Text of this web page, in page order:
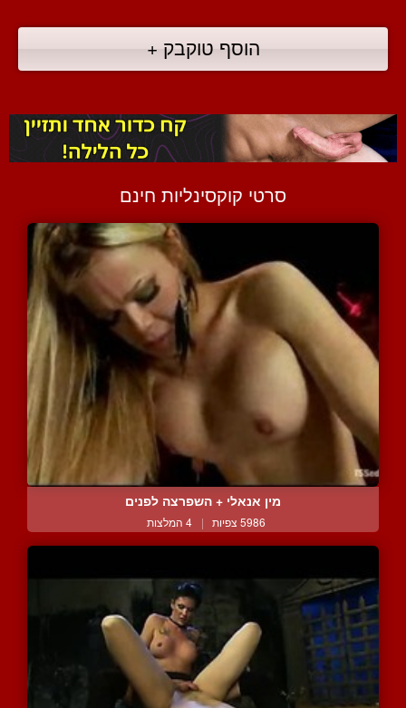
הוסף טוקבק +
סרטי קוקסינליות חינם
מין אנאלי + השפרצה לפנים
5986 צפיות | 4 המלצות